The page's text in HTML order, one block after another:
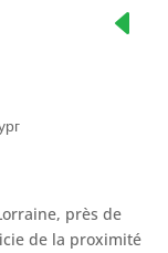
près de
de la proximité